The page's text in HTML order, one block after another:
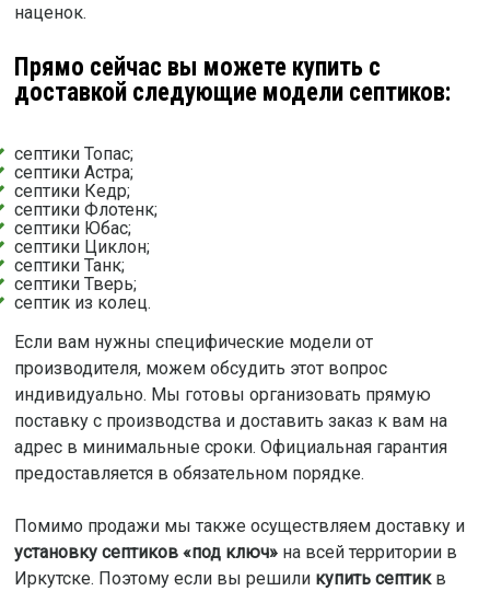
наценок.
Прямо сейчас вы можете купить с
доставкой следующие модели септиков:
септики Топас;
септики Астра;
септики Кедр;
септики Флотенк;
септики Юбас;
септики Циклон;
септики Танк;
септики Тверь;
септик из колец.
Если вам нужны специфические модели от
производителя, можем обсудить этот вопрос
индивидуально. Мы готовы организовать прямую
поставку с производства и доставить заказ к вам на
адрес в минимальные сроки. Официальная гарантия
предоставляется в обязательном порядке.
Помимо продажи мы также осуществляем доставку и
установку септиков «под ключ»на всей территории в
Иркутске. Поэтому если вы решили купить септикв